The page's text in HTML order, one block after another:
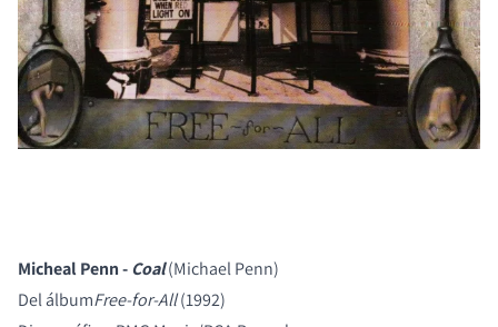
Micheal Penn -Coal(Michael Penn)
Del álbumFree-for-All(1992)